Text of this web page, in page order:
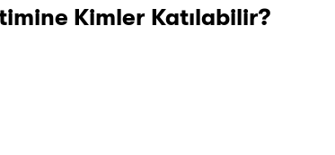
Kimler Katılabilir?